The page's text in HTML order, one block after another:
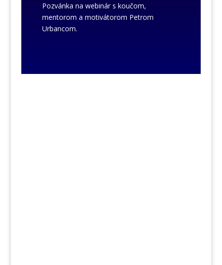
Pozvánka na webinár s koučom,
mentorom a motivátorom Petrom
Urbancom.